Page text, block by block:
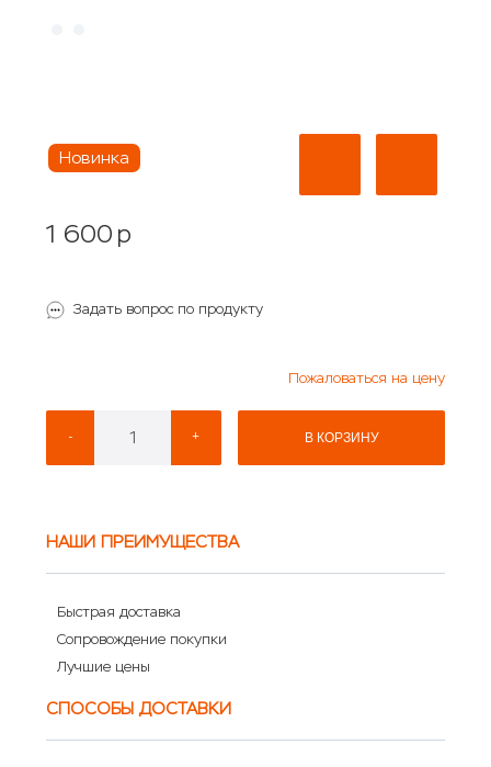
Новинка
1 600 p
Задать вопрос по продукту
Пожаловаться на цену
- + В КОРЗИНУ
НАШИ ПРЕИМУЩЕСТВА
Быстрая доставка
Сопровождение покупки
Лучшие цены
СПОСОБЫ ДОСТАВКИ